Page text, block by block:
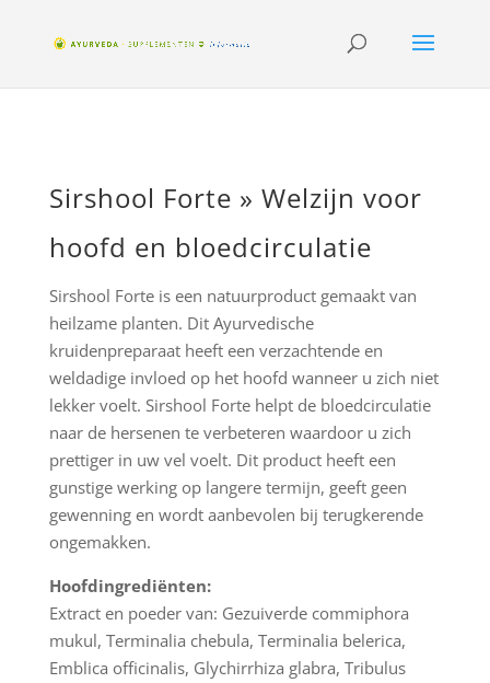
Sirshool Forte » Welzijn voor
hoofd en bloedcirculatie
Sirshool Forte is een natuurproduct gemaakt van
heilzame planten. Dit Ayurvedische
kruidenpreparaat heeft een verzachtende en
weldadige invloed op het hoofd wanneer u zich niet
lekker voelt. Sirshool Forte helpt de bloedcirculatie
naar de hersenen te verbeteren waardoor u zich
prettiger in uw vel voelt. Dit product heeft een
gunstige werking op langere termijn, geeft geen
gewenning en wordt aanbevolen bij terugkerende
ongemakken.
Hoofdingrediënten:
Extract en poeder van: Gezuiverde commiphora
mukul, Terminalia chebula, Terminalia belerica,
Emblica officinalis, Glychirrhiza glabra, Tribulus